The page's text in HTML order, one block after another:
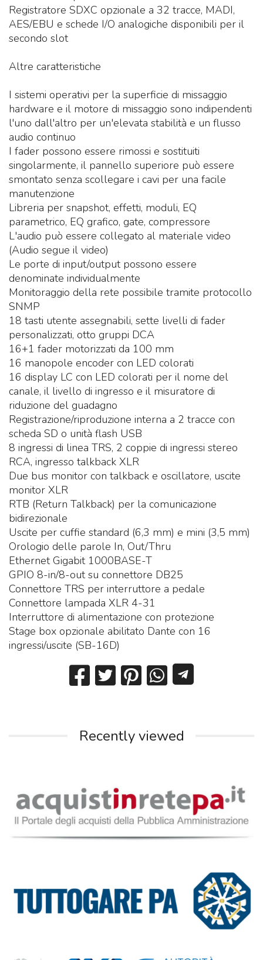
Registratore SDXC opzionale a 32 tracce, MADI,
AES/EBU e schede I/O analogiche disponibili per il
secondo slot
Altre caratteristiche
I sistemi operativi per la superficie di missaggio
hardware e il motore di missaggio sono indipendenti
l'uno dall'altro per un'elevata stabilità e un flusso
audio continuo
I fader possono essere rimossi e sostituiti
singolarmente, il pannello superiore può essere
smontato senza scollegare i cavi per una facile
manutenzione
Libreria per snapshot, effetti, moduli, EQ
parametrico, EQ grafico, gate, compressore
L'audio può essere collegato al materiale video
(Audio segue il video)
Le porte di input/output possono essere
denominate individualmente
Monitoraggio della rete possibile tramite protocollo
SNMP
18 tasti utente assegnabili, sette livelli di fader
personalizzati, otto gruppi DCA
16+1 fader motorizzati da 100 mm
16 manopole encoder con LED colorati
16 display LC con LED colorati per il nome del
canale, il livello di ingresso e il misuratore di
riduzione del guadagno
Registrazione/riproduzione interna a 2 tracce con
scheda SD o unità flash USB
8 ingressi di linea TRS, 2 coppie di ingressi stereo
RCA, ingresso talkback XLR
Due bus monitor con talkback e oscillatore, uscite
monitor XLR
RTB (Return Talkback) per la comunicazione
bidirezionale
Uscite per cuffie standard (6,3 mm) e mini (3,5 mm)
Orologio delle parole In, Out/Thru
Ethernet Gigabit 1000BASE-T
GPIO 8-in/8-out su connettore DB25
Connettore TRS per interruttore a pedale
Connettore lampada XLR 4-31
Interruttore di alimentazione con protezione
Stage box opzionale abilitato Dante con 16
ingressi/uscite (SB-16D)
Recently viewed